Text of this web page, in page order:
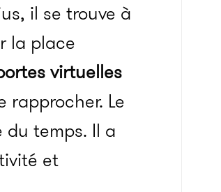
il se trouve à
la place
virtuelles
rapprocher. Le
temps. Il a
et